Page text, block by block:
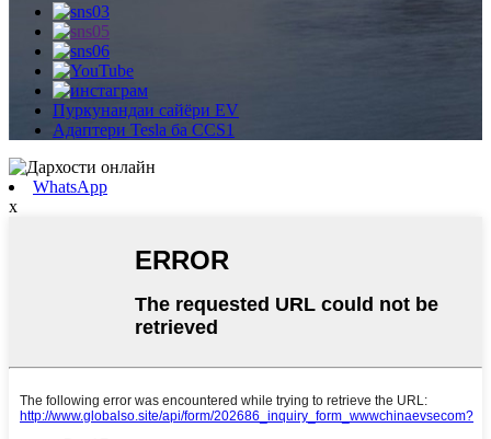
Пуркунандаи сайёри EV
Адаптери Tesla ба CCS1
WhatsApp
x